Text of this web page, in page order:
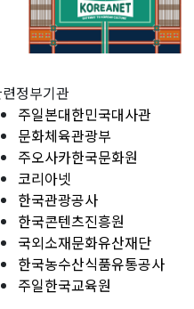
정부기관
주일본대한민국대사관
문화체육관광부
주오사카한국문화원
코리아넷
한국관광공사
한국콘텐츠진흥원
국외소재문화유산재단
한국농수산식품유통공사
주일한국교육원